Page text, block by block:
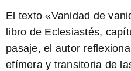
El texto «Vanidad de
libro de Eclesiastés,
pasaje, el autor
efímera y transitoria de